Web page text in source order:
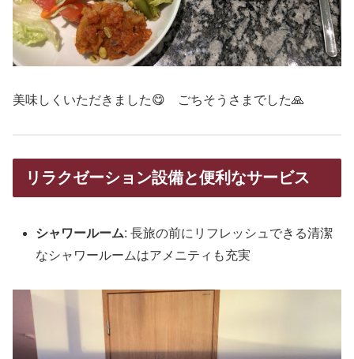
美味しくいただきました😋 ごちそうさまでした🙏
リラクゼーション設備と便利なサービス
シャワールーム: 長旅の前にリフレッシュできる清潔
なシャワールームはアメニティも充実